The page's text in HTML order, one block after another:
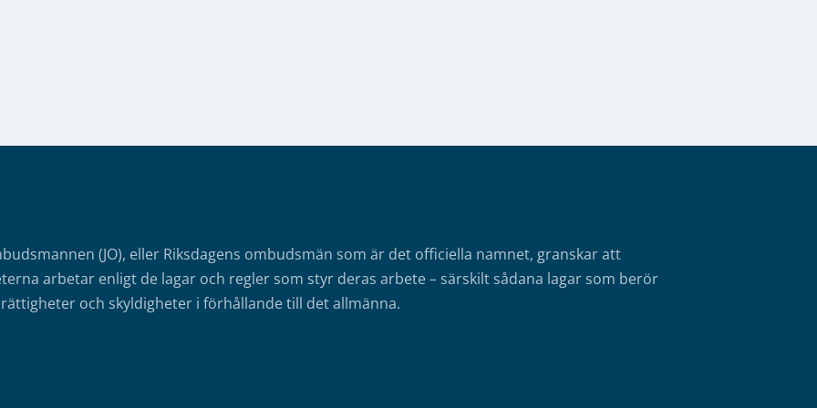
(JO), eller Riksdagens ombudsmän som är det officiella namnet, granskar att
arbetar enligt de lagar och regler som styr deras arbete – särskilt sådana lagar som berör
och skyldigheter i förhållande till det allmänna.